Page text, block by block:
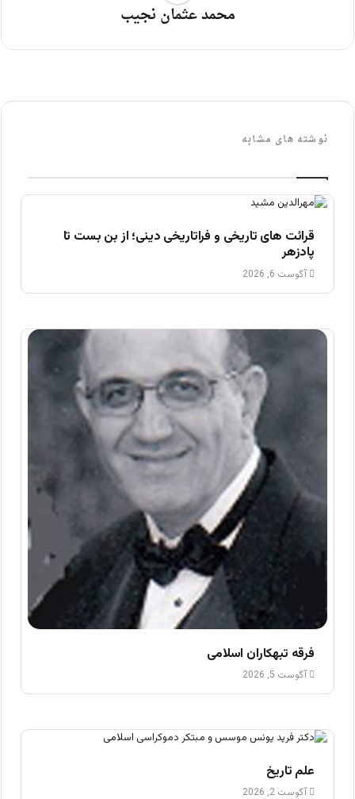
محمد عثمان نجیب
نوشته های مشابه
قرائت های تاریخی و فراتاریخی دینی؛ از بن بست تا
پادزهر
آگوست 6, 2026
فرقه تبهکاران اسلامی
آگوست 5, 2026
علم تاریخ
آگوست 2, 2026